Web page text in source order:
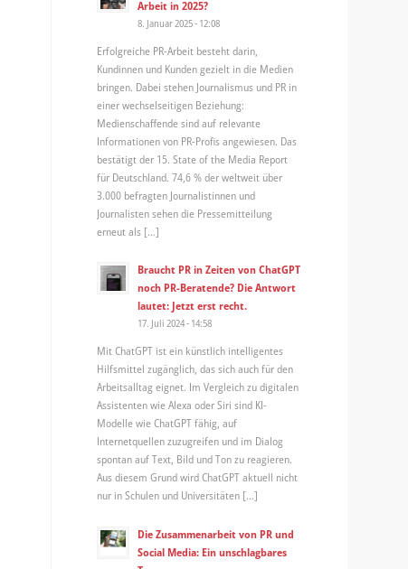
Arbeit in 2025?
8. Januar 2025 - 12:08
Erfolgreiche PR-Arbeit besteht darin,
Kundinnen und Kunden gezielt in die Medien
bringen. Dabei stehen Journalismus und PR in
einer wechselseitigen Beziehung:
Medienschaffende sind auf relevante
Informationen von PR-Profis angewiesen. Das
bestätigt der 15. State of the Media Report
für Deutschland. 74,6 % der weltweit über
3.000 befragten Journalistinnen und
Journalisten sehen die Pressemitteilung
erneut als […]
Braucht PR in Zeiten von ChatGPT
noch PR-Beratende? Die Antwort
lautet: Jetzt erst recht.
17. Juli 2024 - 14:58
Mit ChatGPT ist ein künstlich intelligentes
Hilfsmittel zugänglich, das sich auch für den
Arbeitsalltag eignet. Im Vergleich zu digitalen
Assistenten wie Alexa oder Siri sind KI-
Modelle wie ChatGPT fähig, auf
Internetquellen zuzugreifen und im Dialog
spontan auf Text, Bild und Ton zu reagieren.
Aus diesem Grund wird ChatGPT aktuell nicht
nur in Schulen und Universitäten […]
Die Zusammenarbeit von PR und
Social Media: Ein unschlagbares